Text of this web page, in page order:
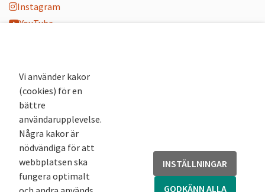
Instagram
YouTube
Nyhetsbrev
Andra webbplatser
Arkivsök
Fornsök
Fornreg
Bebyggelseregistret
Runor
Vi använder kakor
(cookies) för en
bättre
användarupplevelse.
Några kakor är
nödvändiga för att
webbplatsen ska
fungera optimalt
INSTÄLLNINGAR
GODKÄNN ALLA